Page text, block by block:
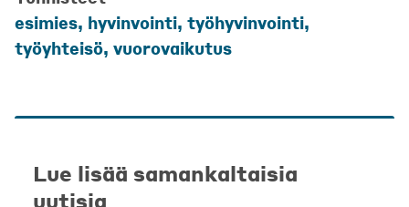
esimies, hyvinvointi, työhyvinvointi,
työyhteisö, vuorovaikutus
Lue lisää samankaltaisia
uutisia